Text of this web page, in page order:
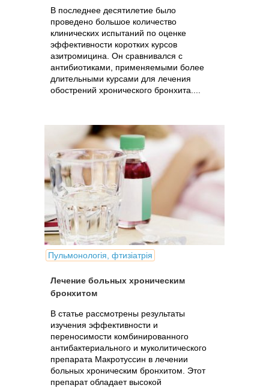
В последнее десятилетие было
проведено большое количество
клинических испытаний по оценке
эффективности коротких курсов
азитромицина. Он сравнивался с
антибиотиками, применяемыми более
длительными курсами для лечения
обострений хронического бронхита....
Пульмонологія, фтизіатрія
Лечение больных хроническим
бронхитом
В статье рассмотрены результаты
изучения эффективности и
переносимости комбинированного
антибактериального и муколитического
препарата Макротуссин в лечении
больных хроническим бронхитом. Этот
препарат обладает высокой